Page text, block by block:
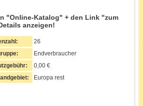
"Online-Katalog" + den Link "zum
anzeigen!
26
Endverbraucher
0,00 €
Europa rest